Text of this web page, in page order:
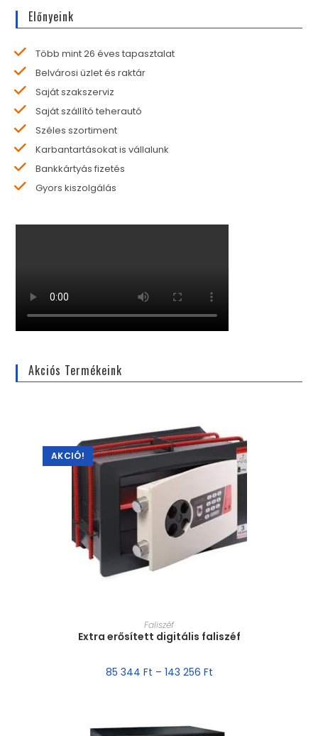
Előnyeink
Több mint 26 éves tapasztalat
Belvárosi üzlet és raktár
Saját szakszerviz
Saját szállító teherautó
Széles szortiment
Karbantartásokat is vállalunk
Bankkártyás fizetés
Gyors kiszolgálás
Akciós Termékeink
AKCIÓ!
MÉRET VÁLASZTÁSA
Faliszéf
Extra erősített digitális faliszéf
85 344 Ft – 143 256 Ft